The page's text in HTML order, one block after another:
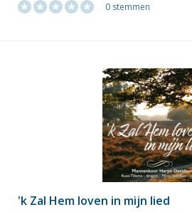
0 stemmen
'k Zal Hem loven in mijn lied